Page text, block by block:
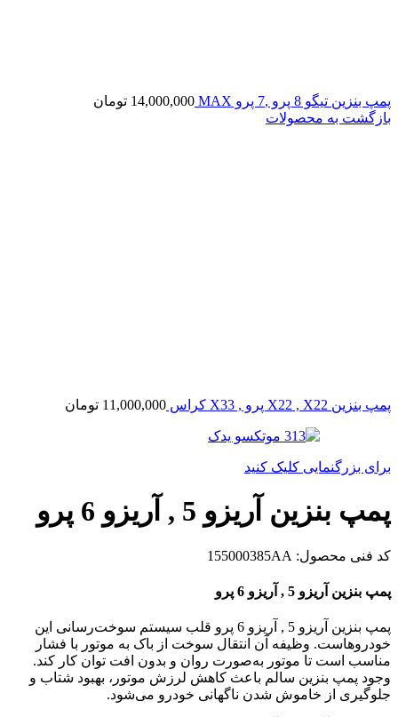
پمپ بنزین تیگو 8 پرو ,7 پرو MAX 14,000,000 تومان
بازگشت به محصولات
پمپ بنزین X22 , X22 پرو , X33 کراس 11,000,000 تومان
برای بزرگنمایی کلیک کنید
پمپ بنزین آریزو 5 , آریزو 6 پرو
کد فنی محصول: 155000385AA
پمپ بنزین آریزو 5 , آریزو 6 پرو
پمپ بنزین آریزو 5 , آریزو 6 پرو قلب سیستم سوخت‌رسانی این
خودروهاست. وظیفه آن انتقال سوخت از باک به موتور با فشار
مناسب است تا موتور به‌صورت روان و بدون افت توان کار کند.
وجود پمپ بنزین سالم باعث کاهش لرزش موتور، بهبود شتاب و
جلوگیری از خاموش شدن ناگهانی خودرو می‌شود.